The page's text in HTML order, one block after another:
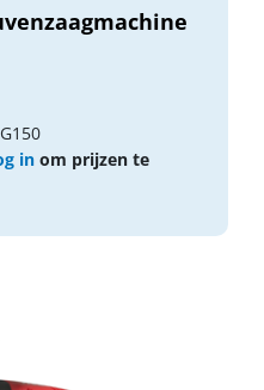
in om prijzen te